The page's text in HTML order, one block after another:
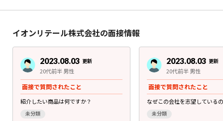
イオンリテール株式会社の面接情報
2023.08.03 更新
20代前半 男性
面接で質問されたこと
紹介したい商品は何ですか？
未分類
2023.08.03 更新
20代前半 男性
面接で質問されたこと
なぜこの会社を志望している
未分類